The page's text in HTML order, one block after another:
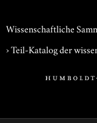
Wissenschaftliche
› Teil-Katalog der